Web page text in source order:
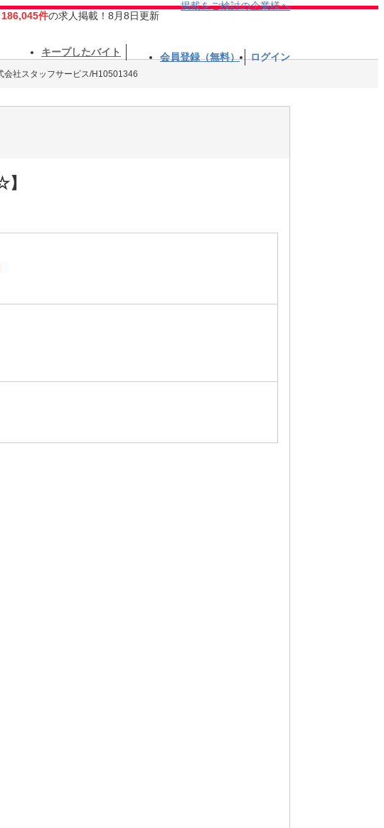
186,045件の求人掲載！8月8日更新
掲載をご検討の企業様へ
キープしたバイト 会員登録（無料） ログイン
会社スタッフサービス/H10501346